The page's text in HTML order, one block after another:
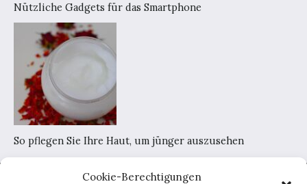
Cookie-Berechtigungen
Nützliche Gadgets für das Smartphone
So pflegen Sie Ihre Haut, um jünger auszusehen
Home